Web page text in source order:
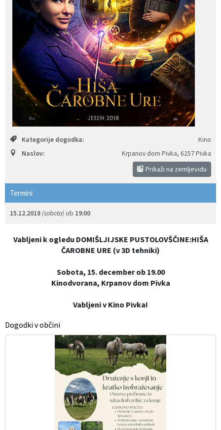
Kategorije dogodka:
Kino
Naslov:
Krpanov dom Pivka, 6257 Pivka
Prikaži na zemljevidu
Termini
15.12.2018 (sobota) ob 19:00
Vabljeni k ogledu DOMIŠLJIJSKE PUSTOLOVŠČINE:HIŠA
ČAROBNE URE (v 3D tehniki)
Sobota, 15. december ob 19.00
Kinodvorana, Krpanov dom Pivka
Vabljeni v Kino Pivka!
Dogodki v občini
Izobraževanje
Kultura, šport in turizem
Sociala in zdravstvo
Skupna občinska uprava